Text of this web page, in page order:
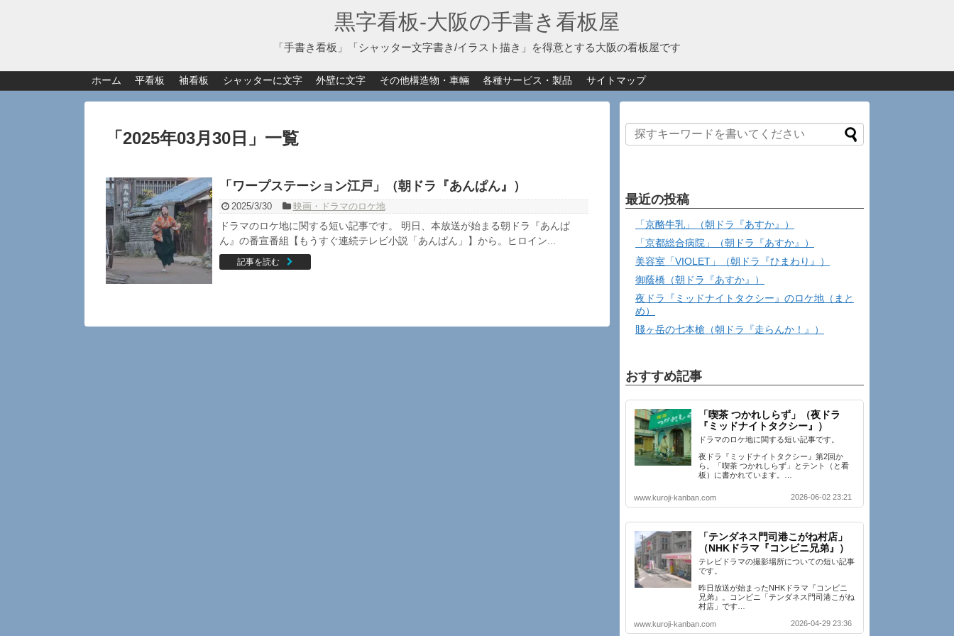
黒字看板‐大阪の手書き看板屋
「手書き看板」「シャッター文字書き/イラスト描き」を得意とする大阪の看板屋です
ホーム 平看板 袖看板 シャッターに文字 外壁に文字 その他構造物・車輛 各種サービス・製品 サイトマップ
「 2025年03月30日 」 一覧
「ワープステーション江戸」（朝ドラ『あんぱん』）
2025/3/30 映画・ドラマのロケ地
ドラマのロケ地に関する短い記事です。 明日、本放送が始まる朝ドラ『あんぱ
ん』の番宣番組【もうすぐ連続テレビ小説「あんぱん」】から。ヒロイン...
記事を読む
最近の投稿
「京酪牛乳」（朝ドラ『あすか』）
「京都総合病院」（朝ドラ『あすか』）
美容室「VIOLET」（朝ドラ『ひまわり』）
御蔭橋（朝ドラ『あすか』）
夜ドラ『ミッドナイトタクシー』のロケ地（まと
め）
賤ヶ岳の七本槍（朝ドラ『走らんか！』）
おすすめ記事
「喫茶 つかれしらず」（夜ドラ
『ミッドナイトタクシー』）
ドラマのロケ地に関する短い記事です。
夜ドラ『ミッドナイトタクシー』第2回か
ら。「喫茶 つかれしらず」とテント（と看
板）に書かれています。…
www.kuroji-kanban.com 2026-06-02 23:21
「テンダネス門司港こがね村店」
（NHKドラマ『コンビニ兄弟』）
テレビドラマの撮影場所についての短い記事
です。
昨日放送が始まったNHKドラマ『コンビニ
兄弟』。コンビニ「テンダネス門司港こがね
村店」です…
www.kuroji-kanban.com 2026-04-29 23:36